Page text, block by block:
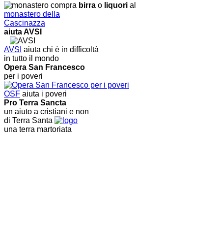
compra birra o liquori al
monastero della
Cascinazza
aiuta AVSI
AVSI aiuta chi è in difficoltà
in tutto il mondo
Opera San Francesco
per i poveri
OSF aiuta i poveri
Pro Terra Sancta
un aiuto a cristiani e non
di Terra Santa
una terra martoriata